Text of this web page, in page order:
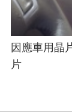
因應車用晶
片